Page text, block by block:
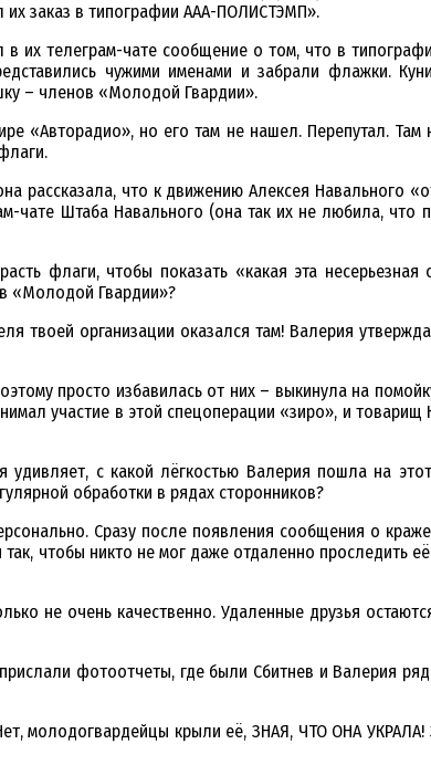
их заказ в типографии ААА-ПОЛИСТЭМП».
их телеграм-чате сообщение о том, что в
чужими именами и забрали флажки.
– членов «Молодой Гвардии».
«Авторадио», но его там не нашел. Перепутал.
рассказала, что к движению Алексея Навального
Штаба Навального (она так их не любила, что
флаги, чтобы показать «какая эта несерьезная
«Молодой Гвардии»?
твоей организации оказался там! Валерия
просто избавилась от них – выкинула на
участие в этой спецоперации «зиро», и товарищ
с какой лёгкостью Валерия пошла на
обработки в рядах сторонников?
Сразу после появления сообщения о
чтобы никто не мог даже отдаленно проследить
не очень качественно. Удаленные друзья
фотоотчеты, где были Сбитнев и Валерия
молодогвардейцы крыли её, ЗНАЯ, ЧТО ОНА